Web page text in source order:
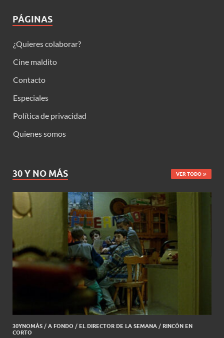
PÁGINAS
¿Quieres colaborar?
Cine maldito
Contacto
Especiales
Política de privacidad
Quienes somos
30 Y NO MÁS VER TODO
30YNOMÁS / A FONDO / EL DIRECTOR DE LA SEMANA / RINCÓN EN
CORTO